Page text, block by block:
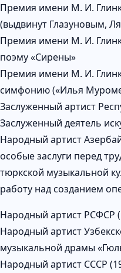
Премия имени М. И.
(выдвинут Глазуновым,
Премия имени М. И.
поэму «Сирены»
Премия имени М. И.
симфонию («Илья
Заслуженный артист
Заслуженный деятель
Народный артист
особые заслуги перед
тюркской музыкальной
работу над созданием
Народный артист РСФСР
Народный артист
музыкальной драмы
Народный артист СССР